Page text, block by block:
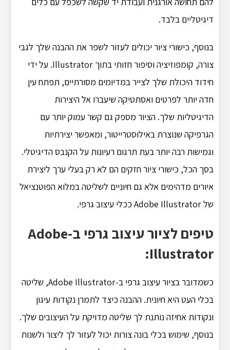
דיגיטליים בלבד.
בנוסף, כישורי ציור יכולים לעזור לשפר את ההבנה שלך לגבי
צורה, קומפוזיציה וסיפור חזותי בתוך Illustrator. על ידי
חידוד היכולת שלך לצייר במדיומים מסורתיים, תפתח עין
חדה יותר לפרטים ואסתטיקה שיעברו אל היצירות
הדיגיטליות שלך. הציור מספק גם קשר עמוק יותר עם
הגרפיקה שנוצרת באילוסטרייטור, ומאפשר יצירתיות
וגמישות רבה יותר בעת תרגום רעיונות על הקנבס הדיגיטלי.
בסך הכל, כישורי ציור חזקים הם לא רק בעלי ערך ליצירת
איורים מדהימים אלא גם חיוניים לשליטה במלוא הפוטנציאל
של Adobe Illustrator ככלי עיצוב גרפי.
טיפים לציור עיצוב גרפי ב-Adobe
Illustrator:
כשמדובר בציור עיצוב גרפי ב-Adobe Illustrator, שליטה
בכלי העט היא חיונית. ההבנה כיצד לתמרן נקודות עיגון
ונקודות אחיזה נותנת לך שליטה מדויקת על העיצובים שלך.
בנוסף, שימוש בכלי בונה צורות יכול לעזור לך ליצור ולשנות